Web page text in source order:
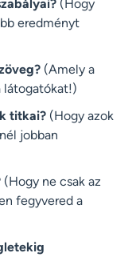
(Hogy
eredményt
(Amely a
látogatókat!)
titkai? (Hogy azok
jobban
(Hogy ne csak az
fegyvered a